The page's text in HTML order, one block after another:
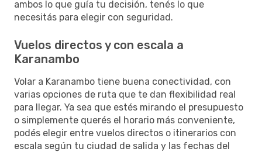
ambos lo que guía tu decisión, tenés lo que
necesitás para elegir con seguridad.
Vuelos directos y con escala a
Karanambo
Volar a Karanambo tiene buena conectividad, con
varias opciones de ruta que te dan flexibilidad real
para llegar. Ya sea que estés mirando el presupuesto
o simplemente querés el horario más conveniente,
podés elegir entre vuelos directos o itinerarios con
escala según tu ciudad de salida y las fechas del